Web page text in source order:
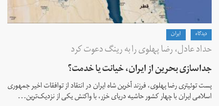
دیدگاه ايران
حداد عادل، رضا پهلوی را به رینگ دعوت کرد
جداسازی بحرین از ایران، خیانت یا خدمت؟
پست توئیتری رضا پهلوی، فرزند آخرین شاه ایران در انتقاد از توافقات اخیر جمهوری
اسلامی ایران با چهار کشور حاشیه دریای خزر، با واکنش یکی از نزدیک‌ترین...